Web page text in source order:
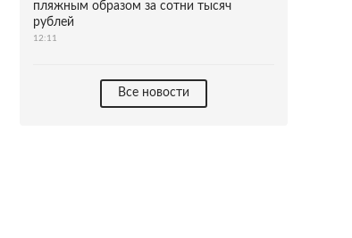
пляжным образом за сотни тысяч
рублей
12:11
Все новости